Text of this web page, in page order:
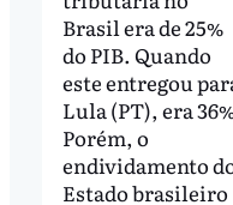
Brasil era de 25%
do PIB. Quando
este entregou
Lula (PT), era
Porém, o
endividamento
Estado brasileiro